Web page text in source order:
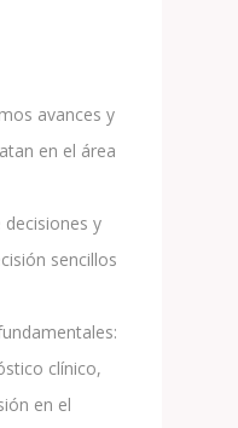
avances y
en el área
y
sencillos
clínico,
en el